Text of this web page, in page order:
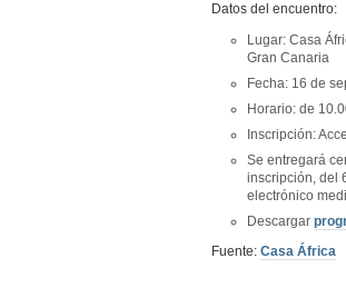
Datos del encuentro:
Lugar: Casa
Gran Canaria
Fecha: 16 de
Horario: de
Inscripción:
Se entregará
inscripción, del
electrónico
Descargar
Fuente: Casa África